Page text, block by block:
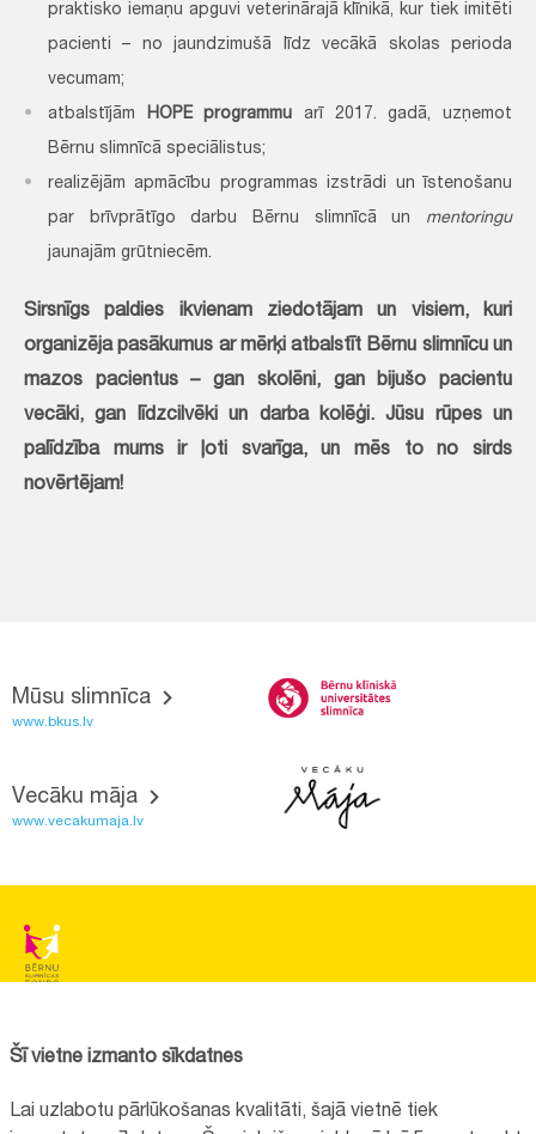
praktisko iemaņu apguvi veterinārajā klīnikā, kur tiek imitēti
pacienti – no jaundzimušā līdz vecākā skolas perioda
vecumam;
atbalstījām HOPE programmu arī 2017. gadā, uzņemot
Bērnu slimnīcā speciālistus;
realizējām apmācību programmas izstrādi un īstenošanu
par brīvprātīgo darbu Bērnu slimnīcā un mentoringu
jaunajām grūtniecēm.
Sirsnīgs paldies ikvienam ziedotājam un visiem, kuri
organizēja pasākumus ar mērķi atbalstīt Bērnu slimnīcu un
mazos pacientus – gan skolēni, gan bijušo pacientu
vecāki, gan līdzcilvēki un darba kolēģi. Jūsu rūpes un
palīdzība mums ir ļoti svarīga, un mēs to no sirds
novērtējam!
Mūsu slimnīca
www.bkus.lv
Vecāku māja
www.vecakumaja.lv
Reģistrācijas nr.:40008057120
Šī vietne izmanto sīkdatnes
Lai uzlabotu pārlūkošanas kvalitāti, šajā vietnē tiek